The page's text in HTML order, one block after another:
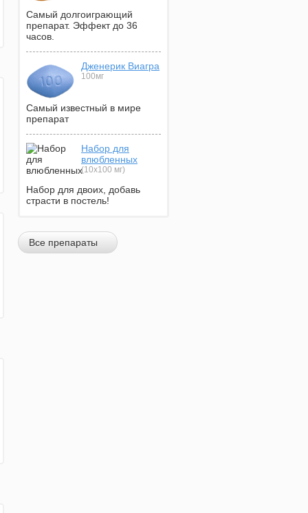
Самый долгоиграющий
препарат. Эффект до 36
часов.
Дженерик Виагра
100мг
Самый известный в мире
препарат
Набор для
влюбленных
(10х100 мг)
Набор для двоих, добавь
страсти в постель!
Все препараты